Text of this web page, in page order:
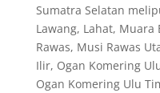
Sumatra Selatan
Lawang, Lahat,
Rawas, Musi Rawas
Ilir, Ogan Komering
Ogan Komering Ulu